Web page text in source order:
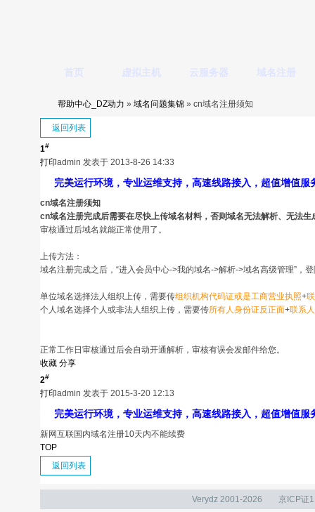
帮助中心_DZ动力 » 域名问题集锦 » cn域名注册须知
返回列表
1#
打印admin 发表于 2013-8-26 14:33
完美运行环境，专业运维支持，高速线路接入，超值增值
cn域名注册须知
cn域名注册完成后需要在尽快上传域名材料，否则域名无法解析、无法生
审核通过后域名就能正常使用了。
上传方法：
域名注册完成之后，“进入会员中心->我的域名->解析->域名高级管理”，
单位域名选择法人组织上传，需要传组织机构代码证或是工商营业执照+
个人域名选择个人或非法人组织上传，需要传所有人身份证反正面+联系
正常工作日 审核通过后会自动开通解析，审核有误会发邮件给您。
收藏 分享
2#
打印admin 发表于 2015-3-20 12:13
完美运行环境，专业运维支持，高速线路接入，超值增值
新网互联国内域名注册10天内不能续费
TOP
返回列表
Verydz 2001-2026 京ICP证